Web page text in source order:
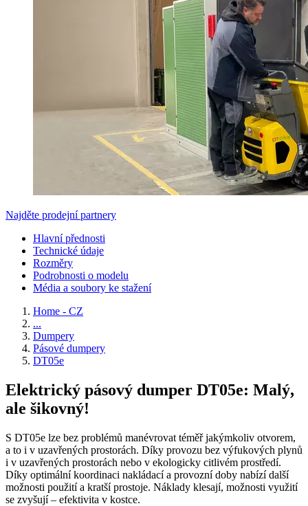
Najděte prodejní partnery
Hlavní přednosti
Technické údaje
Rozměry
Podrobnosti o modelu
Média a soubory ke stažení
Home - CZ
...
Dumpery
Pásové dumpery
DT05e
Elektrický pásový dumper DT05e: Malý,
ale šikovný!
S DT05e lze bez problémů manévrovat téměř jakýmkoliv otvorem,
a to i v uzavřených prostorách. Díky provozu bez výfukových plynů
i v uzavřených prostorách nebo v ekologicky citlivém prostředí.
Díky optimální koordinaci nakládací a provozní doby nabízí další
možnosti použití a kratší prostoje. Náklady klesají, možnosti využití
se zvyšují – efektivita v kostce.